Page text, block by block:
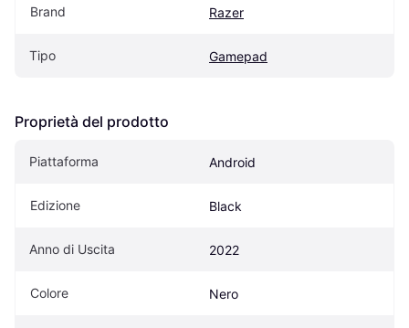
Brand Razer
Tipo Gamepad
Proprietà del prodotto
Piattaforma Android
Edizione Black
Anno di Uscita 2022
Colore Nero